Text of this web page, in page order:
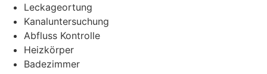
Leckageortung
Kanaluntersuchung
Abfluss Kontrolle
Heizkörper
Badezimmer